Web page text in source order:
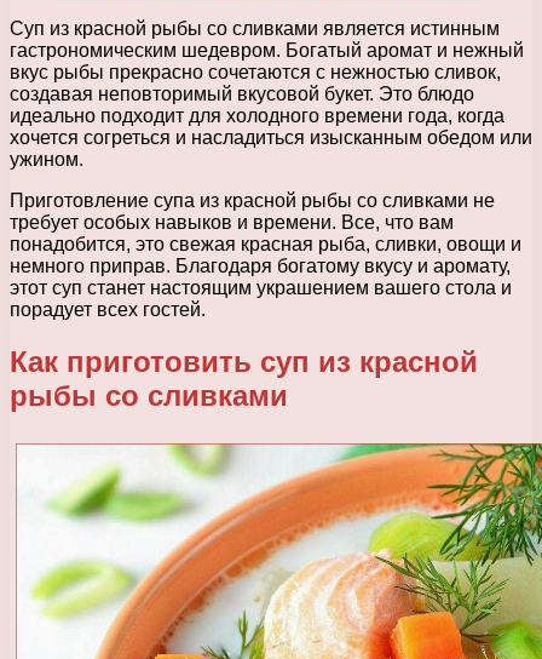
Суп из красной рыбы со сливками является истинным
гастрономическим шедевром. Богатый аромат и нежный
вкус рыбы прекрасно сочетаются с нежностью сливок,
создавая неповторимый вкусовой букет. Это блюдо
идеально подходит для холодного времени года, когда
хочется согреться и насладиться изысканным обедом или
ужином.
Приготовление супа из красной рыбы со сливками не
требует особых навыков и времени. Все, что вам
понадобится, это свежая красная рыба, сливки, овощи и
немного приправ. Благодаря богатому вкусу и аромату,
этот суп станет настоящим украшением вашего стола и
порадует всех гостей.
Как приготовить суп из красной
рыбы со сливками